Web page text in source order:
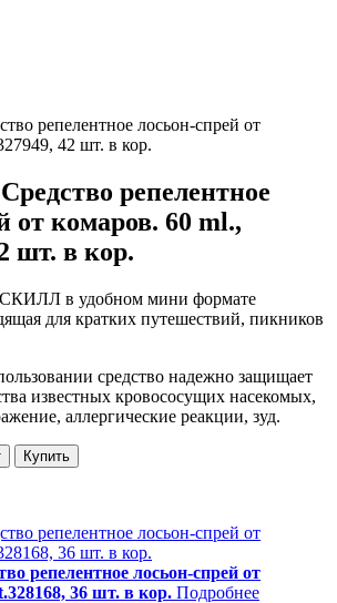
репелентное
от комаров. 60 ml.,
шт. в кор.
в удобном мини формате
для кратких путешествий, пикников
средство надежно защищает
известных кровососущих насекомых,
аллергические реакции, зуд.
Купить
репелентное лосьон-спрей от
36 шт. в кор. Подробнее